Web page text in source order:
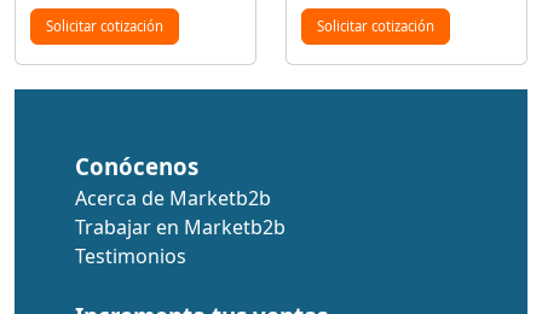
Solicitar cotización Solicitar cotización
Conócenos
Acerca de Marketb2b
Trabajar en Marketb2b
Testimonios